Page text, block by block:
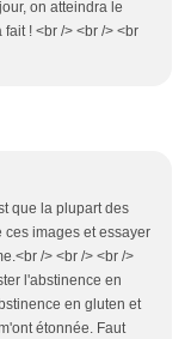
on atteindra le
! <br /> <br /> <br
que la plupart des
images et essayer
/> <br /> <br />
l'abstinence en
en gluten et
étonnée. Faut